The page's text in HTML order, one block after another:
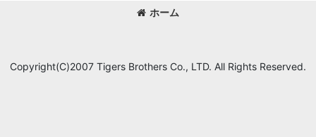
ホーム
Copyright(C)2007 Tigers Brothers Co., LTD. All Rights Reserved.